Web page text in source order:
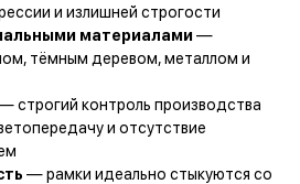
и излишней строгости
материалами —
тёмным деревом, металлом и
строгий контроль производства
и отсутствие
— рамки идеально стыкуются со